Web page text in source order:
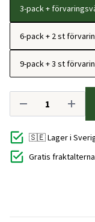
3-pack +
6-pack + 2 st
9-pack + 3 st
🇸🇪 Lager i
Gratis